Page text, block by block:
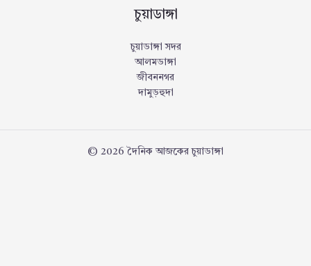
চুয়াডাঙ্গা
চুয়াডাঙ্গা সদর
আলমডাঙ্গা
জীবননগর
দামুড়হুদা
© 2026 দৈনিক আজকের চুয়াডাঙ্গা